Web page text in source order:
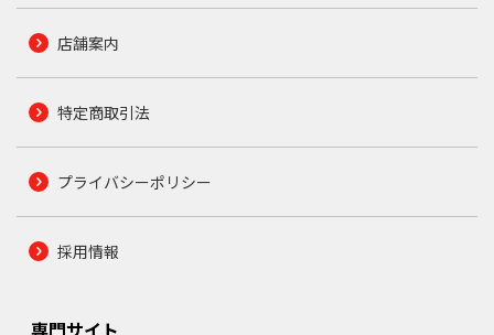
店舗案内
特定商取引法
プライバシーポリシー
採用情報